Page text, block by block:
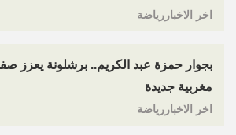
اخر الاخباررياضة
بجوار حمزة عبد الكريم.. برشلونة يعزز
مغربية جديدة
اخر الاخباررياضة